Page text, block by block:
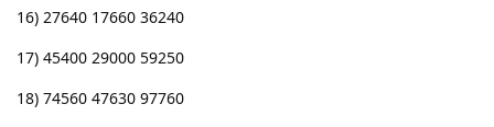
16) 27640 17660 36240
17) 45400 29000 59250
18) 74560 47630 97760